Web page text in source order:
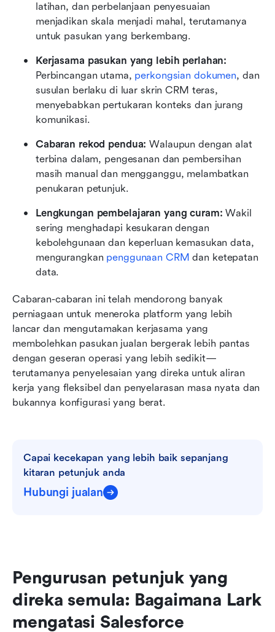
latihan, dan perbelanjaan penyesuaian
menjadikan skala menjadi mahal, terutamanya
untuk pasukan yang berkembang.
Kerjasama pasukan yang lebih perlahan:
Perbincangan utama, perkongsian dokumen, dan
susulan berlaku di luar skrin CRM teras,
menyebabkan pertukaran konteks dan jurang
komunikasi.
Cabaran rekod pendua: Walaupun dengan alat
terbina dalam, pengesanan dan pembersihan
masih manual dan mengganggu, melambatkan
penukaran petunjuk.
Lengkungan pembelajaran yang curam: Wakil
sering menghadapi kesukaran dengan
kebolehgunaan dan keperluan kemasukan data,
mengurangkan penggunaan CRM dan ketepatan
data.
Cabaran-cabaran ini telah mendorong banyak
perniagaan untuk meneroka platform yang lebih
lancar dan mengutamakan kerjasama yang
membolehkan pasukan jualan bergerak lebih pantas
dengan geseran operasi yang lebih sedikit—
terutamanya penyelesaian yang direka untuk aliran
kerja yang fleksibel dan penyelarasan masa nyata dan
bukannya konfigurasi yang berat.
Capai kecekapan yang lebih baik sepanjang
kitaran petunjuk anda
Hubungi jualan
Pengurusan petunjuk yang
direka semula: Bagaimana Lark
mengatasi Salesforce